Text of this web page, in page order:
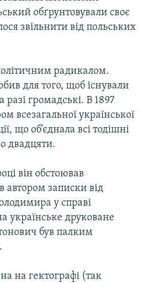
обґрунтовували своє
звільнити від польських
радикалом.
для того, щоб існували
разі громадські. В 1897
всезагальної української
що об’єднала всі тодішні
двадцяти.
він обстоював
автором записки від
у справі
українське друковане
був палким
на гектографі (так